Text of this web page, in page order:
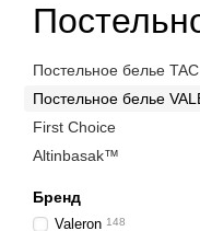
Постельное белье TAC
Постельное белье
First Choice
Altinbasak™
Бренд
Valeron 148